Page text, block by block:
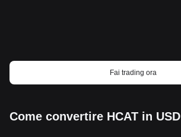
Fai trading ora
Come convertire HCAT in USD